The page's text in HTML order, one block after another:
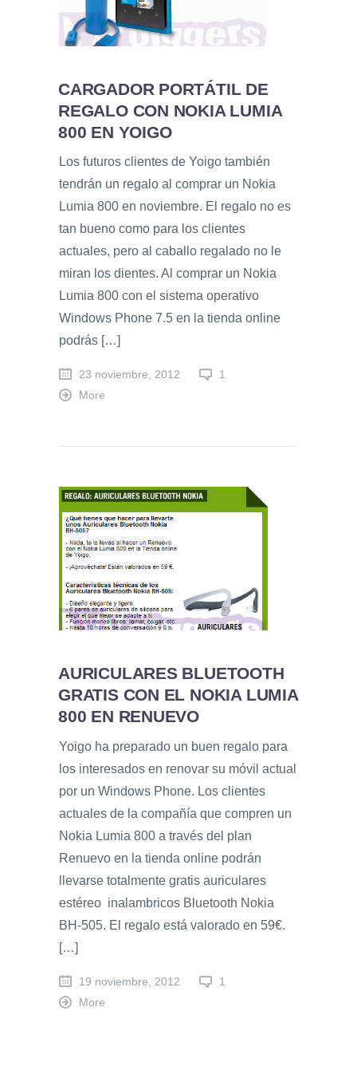
CARGADOR PORTÁTIL DE
REGALO CON NOKIA LUMIA
800 EN YOIGO
Los futuros clientes de Yoigo también
tendrán un regalo al comprar un Nokia
Lumia 800 en noviembre. El regalo no es
tan bueno como para los clientes
actuales, pero al caballo regalado no le
miran los dientes. Al comprar un Nokia
Lumia 800 con el sistema operativo
Windows Phone 7.5 en la tienda online
podrás […]
23 noviembre, 2012
1
More
AURICULARES BLUETOOTH
GRATIS CON EL NOKIA LUMIA
800 EN RENUEVO
Yoigo ha preparado un buen regalo para
los interesados en renovar su móvil actual
por un Windows Phone. Los clientes
actuales de la compañía que compren un
Nokia Lumia 800 a través del plan
Renuevo en la tienda online podrán
llevarse totalmente gratis auriculares
estéreo inalambricos Bluetooth Nokia
BH-505. El regalo está valorado en 59€.
[…]
19 noviembre, 2012
1
More